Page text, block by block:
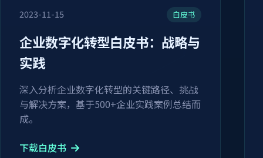
2023-11-15 白皮书
企业数字化转型白皮书：战略与
实践
深入分析企业数字化转型的关键路径、挑战
与解决方案，基于500+企业实践案例总结而
成。
下载白皮书